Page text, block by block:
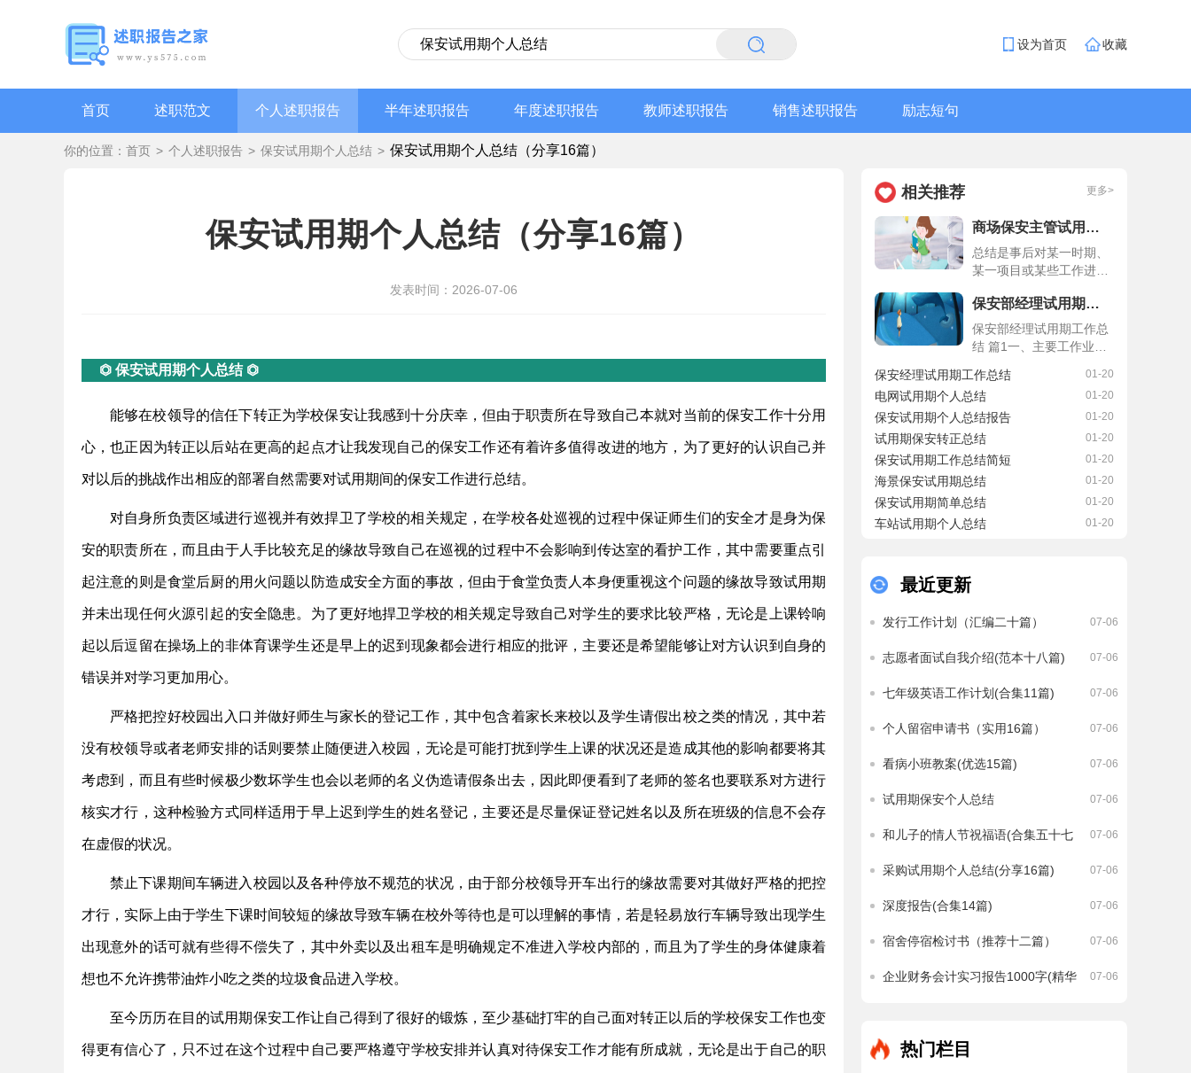
设为首页 收藏
首页 述职范文 个人述职报告 半年述职报告 年度述职报告 教师述职报告 销售述职报告 励志短句
你的位置： 首页 > 个人述职报告 > 保安试用期个人总结 > 保安试用期个人总结（分享16篇）
保安试用期个人总结（分享16篇）
发表时间：2026-07-06
⏣ 保安试用期个人总结 ⏣
能够在校领导的信任下转正为学校保安让我感到十分庆幸，但由于职责所在导致自己本就对当前的保安工作十分用
心，也正因为转正以后站在更高的起点才让我发现自己的保安工作还有着许多值得改进的地方，为了更好的认识自己并
对以后的挑战作出相应的部署自然需要对试用期间的保安工作进行总结。
对自身所负责区域进行巡视并有效捍卫了学校的相关规定，在学校各处巡视的过程中保证师生们的安全才是身为保
安的职责所在，而且由于人手比较充足的缘故导致自己在巡视的过程中不会影响到传达室的看护工作，其中需要重点引
起注意的则是食堂后厨的用火问题以防造成安全方面的事故，但由于食堂负责人本身便重视这个问题的缘故导致试用期
并未出现任何火源引起的安全隐患。为了更好地捍卫学校的相关规定导致自己对学生的要求比较严格，无论是上课铃响
起以后逗留在操场上的非体育课学生还是早上的迟到现象都会进行相应的批评，主要还是希望能够让对方认识到自身的
错误并对学习更加用心。
严格把控好校园出入口并做好师生与家长的登记工作，其中包含着家长来校以及学生请假出校之类的情况，其中若
没有校领导或者老师安排的话则要禁止随便进入校园，无论是可能打扰到学生上课的状况还是造成其他的影响都要将其
考虑到，而且有些时候极少数坏学生也会以老师的名义伪造请假条出去，因此即便看到了老师的签名也要联系对方进行
核实才行，这种检验方式同样适用于早上迟到学生的姓名登记，主要还是尽量保证登记姓名以及所在班级的信息不会存
在虚假的状况。
禁止下课期间车辆进入校园以及各种停放不规范的状况，由于部分校领导开车出行的缘故需要对其做好严格的把控
才行，实际上由于学生下课时间较短的缘故导致车辆在校外等待也是可以理解的事情，若是轻易放行车辆导致出现学生
出现意外的话可就有些得不偿失了，其中外卖以及出租车是明确规定不准进入学校内部的，而且为了学生的身体健康着
想也不允许携带油炸小吃之类的垃圾食品进入学校。
至今历历在目的试用期保安工作让自己得到了很好的锻炼，至少基础打牢的自己面对转正以后的学校保安工作也变
得更有信心了，只不过在这个过程中自己要严格遵守学校安排并认真对待保安工作才能有所成就，无论是出于自己的职
相关推荐 更多>
商场保安主管试用期总结
总结是事后对某一时期、
某一项目或某些工作进行
有规律性的结论，它能够
给人努力工作的动力，为
此要我们写一份总结。总
呢？以下是小编为大家收
集的保安试用期工作总
结，欢迎大家分享。商场
保安主管试用期总结 篇1
光阴似箭日如梭，转眼间
半年已经过去。回顾我们
保安队...
保安部经理试用期工作总结
保安部经理试用期工作总
结 篇1一、主要工作业
年无安全治理事故。保安
部在上半年继续脚踏实地
抓好小区日常安全治理工
作的落实，加强小区日常
安全巡检和巡检监督治
理，做好经常性的出国留
学安全大检查，确保了出
国留学上半年无偷、盗、
消防等安全治理事故，保
保安经理试用期工作总结 01-20
电网试用期个人总结 01-20
保安试用期个人总结报告 01-20
试用期保安转正总结 01-20
保安试用期工作总结简短 01-20
海景保安试用期总结 01-20
保安试用期简单总结 01-20
车站试用期个人总结 01-20
最近更新
发行工作计划（汇编二十篇） 07-06
志愿者面试自我介绍(范本十八篇) 07-06
七年级英语工作计划(合集11篇) 07-06
个人留宿申请书（实用16篇） 07-06
看病小班教案(优选15篇) 07-06
试用期保安个人总结 07-06
和儿子的情人节祝福语(合集五十七
07-06
采购试用期个人总结(分享16篇) 07-06
深度报告(合集14篇) 07-06
宿舍停宿检讨书（推荐十二篇） 07-06
企业财务会计实习报告1000字(精华
07-06
热门栏目